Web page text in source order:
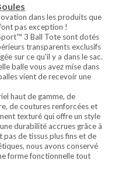
dans les produits que
pas exception !
3 Ball Tote sont dotés
transparents exclusifs
sur ce qu'il y a dans le sac.
balle vous avez mise dans
vient de recevoir une
haut de gamme, de
de coutures renforcées et
texturé qui offre un style
durabilité accrues grâce à
pas de tissus plus fins et de
nous avons conservé
forme fonctionnelle tout